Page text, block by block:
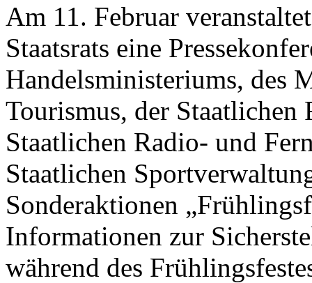
Am 11. Februar
Staatsrats eine
Handelsministeriums, des
Tourismus, der Staatlichen
Staatlichen Radio- und
Staatlichen
Sonderaktionen
Informationen zur
während des